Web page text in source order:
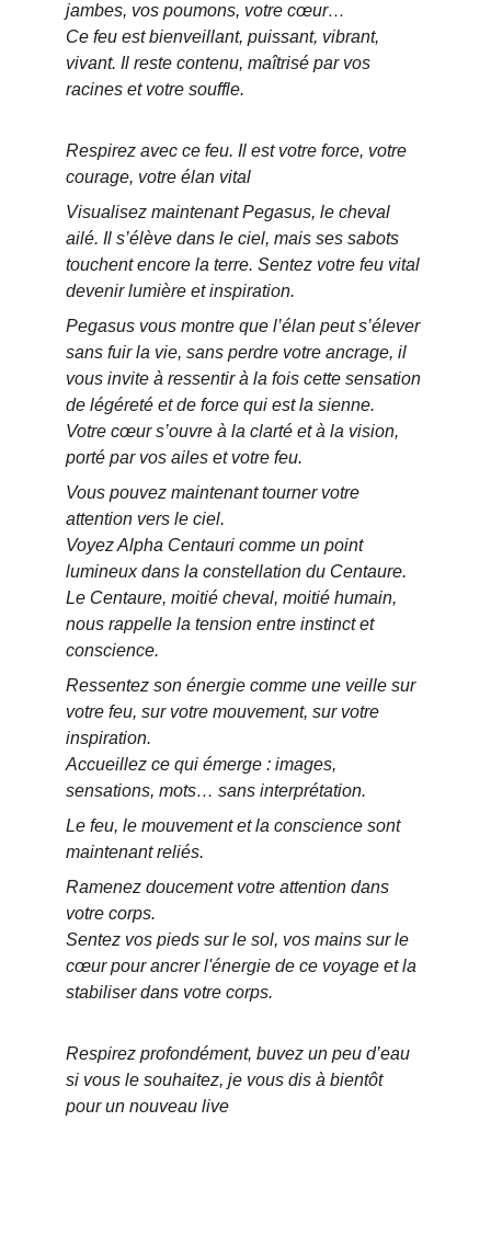
jambes, vos poumons, votre cœur…
Ce feu est bienveillant, puissant, vibrant,
vivant. Il reste contenu, maîtrisé par vos
racines et votre souffle.
Respirez avec ce feu. Il est votre force, votre
courage, votre élan vital
Visualisez maintenant Pegasus, le cheval
ailé. Il s’élève dans le ciel, mais ses sabots
touchent encore la terre. Sentez votre feu vital
devenir lumière et inspiration.
Pegasus vous montre que l’élan peut s’élever
sans fuir la vie, sans perdre votre ancrage, il
vous invite à ressentir à la fois cette sensation
de légéreté et de force qui est la sienne.
Votre cœur s’ouvre à la clarté et à la vision,
porté par vos ailes et votre feu.
Vous pouvez maintenant tourner votre
attention vers le ciel.
Voyez Alpha Centauri comme un point
lumineux dans la constellation du Centaure.
Le Centaure, moitié cheval, moitié humain,
nous rappelle la tension entre instinct et
conscience.
Ressentez son énergie comme une veille sur
votre feu, sur votre mouvement, sur votre
inspiration.
Accueillez ce qui émerge : images,
sensations, mots… sans interprétation.
Le feu, le mouvement et la conscience sont
maintenant reliés.
Ramenez doucement votre attention dans
votre corps.
Sentez vos pieds sur le sol, vos mains sur le
cœur pour ancrer l'énergie de ce voyage et la
stabiliser dans votre corps.
Respirez profondément, buvez un peu d’eau
si vous le souhaitez, je vous dis à bientôt
pour un nouveau live